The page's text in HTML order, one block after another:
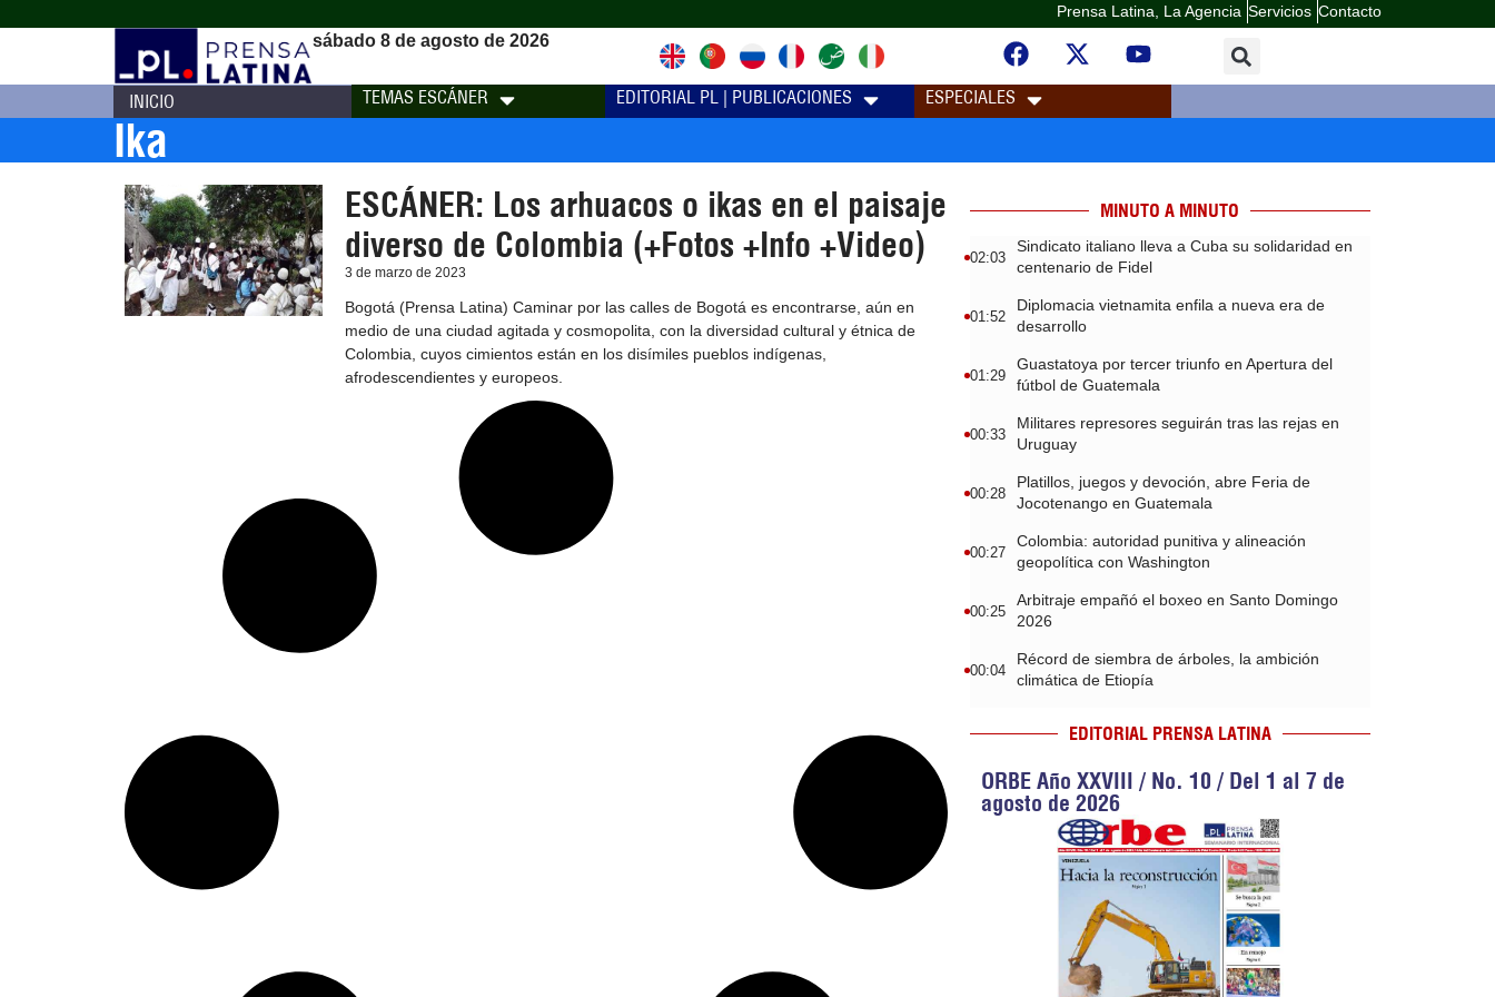
Prensa Latina, La Agencia Servicios Contacto
sábado 8 de agosto de 2026
INICIO TEMAS ESCÁNER EDITORIAL PL | PUBLICACIONES ESPECIALES
Ika
ESCÁNER: Los arhuacos o ikas en el paisaje
diverso de Colombia (+Fotos +Info +Video)
3 de marzo de 2023
Bogotá (Prensa Latina) Caminar por las calles de Bogotá es encontrarse, aún en
medio de una ciudad agitada y cosmopolita, con la diversidad cultural y étnica de
Colombia, cuyos cimientos están en los disímiles pueblos indígenas,
afrodescendientes y europeos.
MINUTO A MINUTO
02:03
Sindicato italiano lleva a Cuba su solidaridad en
centenario de Fidel
01:52
Diplomacia vietnamita enfila a nueva era de
desarrollo
01:29
Guastatoya por tercer triunfo en Apertura del
fútbol de Guatemala
00:33
Militares represores seguirán tras las rejas en
Uruguay
00:28
Platillos, juegos y devoción, abre Feria de
Jocotenango en Guatemala
00:27
Colombia: autoridad punitiva y alineación
geopolítica con Washington
00:25
Arbitraje empañó el boxeo en Santo Domingo
2026
00:04
Récord de siembra de árboles, la ambición
climática de Etiopía
EDITORIAL PRENSA LATINA
ORBE Año XXVIII / No. 10 / Del 1 al 7 de
agosto de 2026